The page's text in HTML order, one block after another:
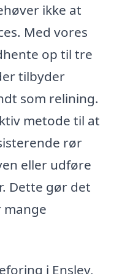
ikke at
Med vores
op til tre
tilbyder
som relining.
metode til at
rør
eller udføre
Dette gør det
i Enslev,